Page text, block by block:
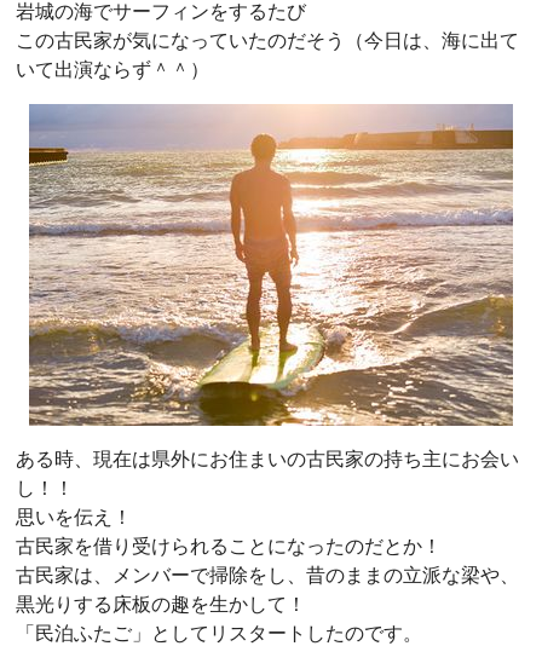
岩城の海でサーフィンをするたび
この古民家が気になっていたのだそう（今日は、海に出て
いて出演ならず＾＾）
ある時、現在は県外にお住まいの古民家の持ち主にお会い
し！！
思いを伝え！
古民家を借り受けられることになったのだとか！
古民家は、メンバーで掃除をし、昔のままの立派な梁や、
黒光りする床板の趣を生かして！
「民泊ふたご」としてリスタートしたのです。